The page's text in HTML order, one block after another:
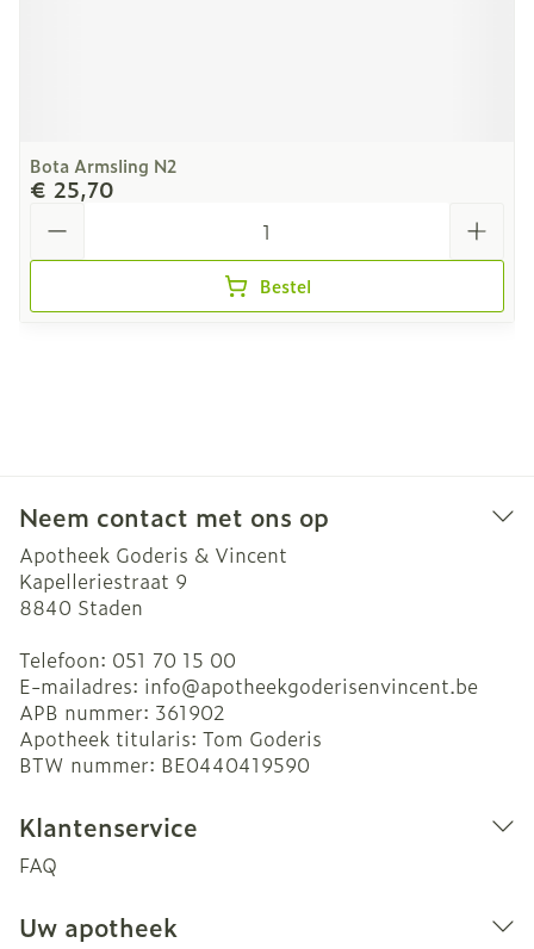
Bota Armsling N2
€ 25,70
Bestel
Neem contact met ons op
Apotheek Goderis & Vincent
Kapelleriestraat 9
8840 Staden
Telefoon: 051 70 15 00
E-mailadres: info@apotheekgoderisenvincent.be
APB nummer: 361902
Apotheek titularis: Tom Goderis
BTW nummer: BE0440419590
Klantenservice
FAQ
Uw apotheek